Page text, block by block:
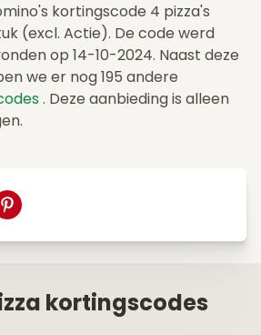
kortingscode 4 pizza's
(excl. Actie). De code werd
op 14-10-2024. Naast deze
we er nog 195 andere
. Deze aanbieding is alleen
kortingscodes